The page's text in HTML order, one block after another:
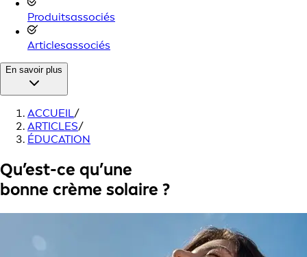
Produitsassociés
Articlesassociés
En savoir plus
ACCUEIL/
ARTICLES/
ÉDUCATION
Qu’est-ce qu’une
bonne crème solaire ?